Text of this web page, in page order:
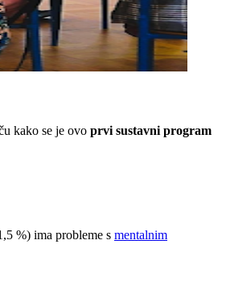
kako se je ovo prvi sustavni program
%) ima probleme s mentalnim